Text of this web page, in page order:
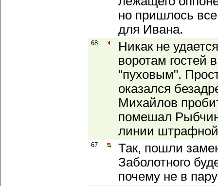
но пришлось
для Ивана.
68
Никак не
воротам гостей
"пуховым".
оказался
Михайлов
помешал
линии
67
Так, пошли
Заболотного
почему не в